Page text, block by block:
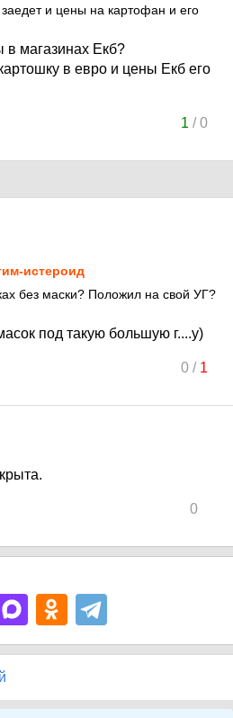
и цены на картофан и его
в магазинах Екб?
в евро и цены Екб его
1 /0
истероид
без маски? Положил на свой УГ?
под такую большую г....у)
0/ 1
0